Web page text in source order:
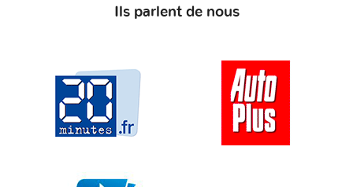
Ils parlent de nous